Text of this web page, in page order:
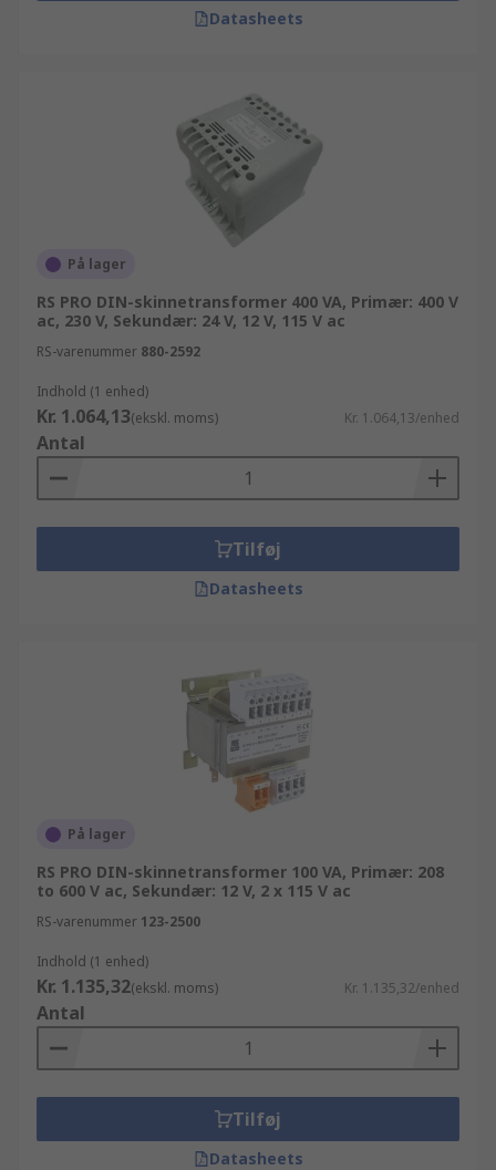
Datasheets
På lager
RS PRO DIN-skinnetransformer 400 VA, Primær: 400 V
ac, 230 V, Sekundær: 24 V, 12 V, 115 V ac
RS-varenummer 880-2592
Indhold (1 enhed)
Kr. 1.064,13(ekskl. moms) Kr. 1.064,13/enhed
Antal
Tilføj
Datasheets
På lager
RS PRO DIN-skinnetransformer 100 VA, Primær: 208
to 600 V ac, Sekundær: 12 V, 2 x 115 V ac
RS-varenummer 123-2500
Indhold (1 enhed)
Kr. 1.135,32(ekskl. moms) Kr. 1.135,32/enhed
Antal
Tilføj
Datasheets